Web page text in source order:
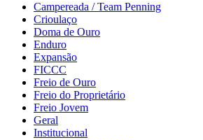
Campereada / Team Penning
Crioulaço
Doma de Ouro
Enduro
Expansão
FICCC
Freio de Ouro
Freio do Proprietário
Freio Jovem
Geral
Institucional